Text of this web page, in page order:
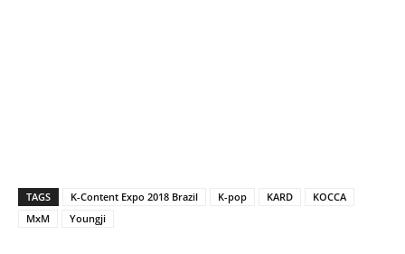
TAGS K-Content Expo 2018 Brazil K-pop KARD
KOCCA
MxM
Youngji